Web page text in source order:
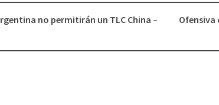
no permitirán un TLC China –
Ofensiva